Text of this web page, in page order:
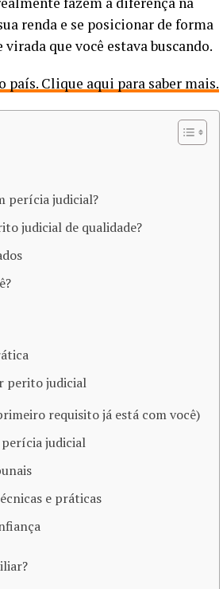
renda e se posicionar de forma
que você estava buscando.
país. Clique aqui para saber mais.
perícia judicial?
judicial de qualidade?
perito judicial
requisito já está com você)
perícia judicial
e práticas